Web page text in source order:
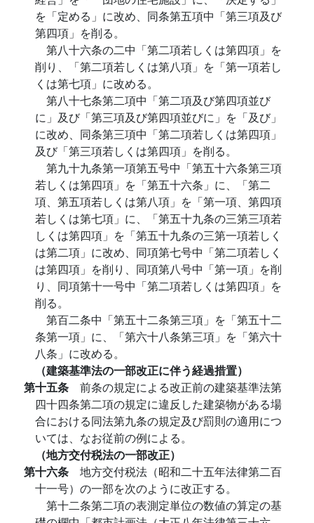
を「定める」に改め、同条第五項中「第三項及び
第四項」を削る。
第八十六条の二中「第二項若しくは第四項」を
削り、「第二項若しくは第八項」を「第一項若し
くは第七項」に改める。
第八十七条第二項中「第二項及び第四項並び
に」及び「第三項及び第四項並びに」を「及び」
に改め、同条第三項中「第二項若しくは第四項」
及び「第三項若しくは第四項」を削る。
第九十九条第一項第五号中「第五十六条第三項
若しくは第四項」を「第五十六条」に、「第二
項、第五項若しくは第八項」を「第一項、第四項
若しくは第七項」に、「第五十九条の三第三項若
しくは第四項」を「第五十九条の三第一項若しく
は第二項」に改め、同項第七号中「第二項若しく
は第四項」を削り、同項第八号中「第一項」を削
り、同項第十一号中「第二項若しくは第四項」を
削る。
第百二条中「第五十二条第三項」を「第五十二
条第一項」に、「第六十八条第三項」を「第六十
八条」に改める。
（建築基準法の一部改正に伴う経過措置）
第十五条 前条の規定による改正前の建築基準法第
四十四条第二項の規定に違反した建築物がある場
合における同法第九条の規定及び罰則の適用につ
いては、なお従前の例による。
（地方交付税法の一部改正）
第十六条 地方交付税法（昭和二十五年法律第二百
十一号）の一部を次のように改正する。
第十二条第二項の表測定単位の数値の算定の基